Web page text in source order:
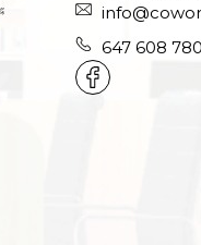
647 608 780